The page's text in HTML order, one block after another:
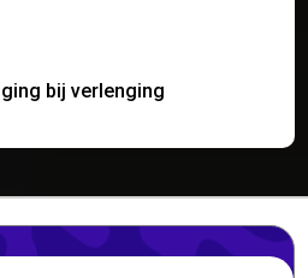
bij verlenging